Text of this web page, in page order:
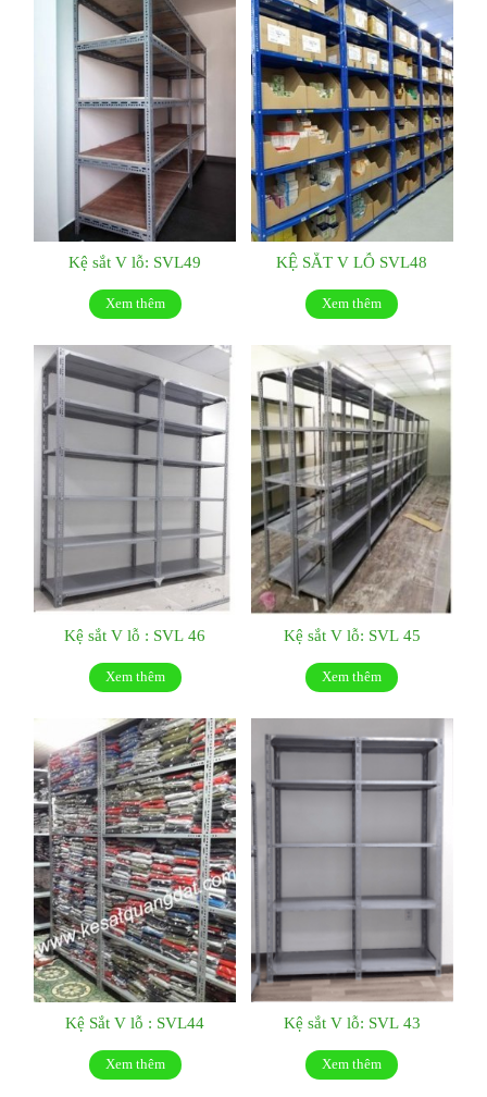
Kệ sắt V lỗ: SVL49
Xem thêm
KỆ SẮT V LỖ SVL48
Xem thêm
Kệ sắt V lỗ : SVL 46
Xem thêm
Kệ sắt V lỗ: SVL 45
Xem thêm
Kệ Sắt V lỗ : SVL44
Xem thêm
Kệ sắt V lỗ: SVL 43
Xem thêm